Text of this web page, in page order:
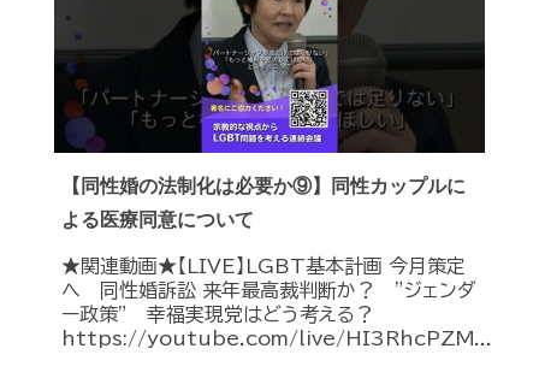
【同性婚の法制化は必要か⑨】同性カップルに
よる医療同意について
★関連動画★【LIVE】LGBT基本計画 今月策定
へ 同性婚訴訟 来年最高裁判断か？ ”ジェンダ
ー政策” 幸福実現党はどう考える？
https://youtube.com/live/HI3RhcPZM...